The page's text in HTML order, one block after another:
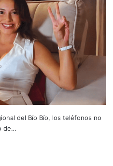
del Bío Bío, los teléfonos no
de…